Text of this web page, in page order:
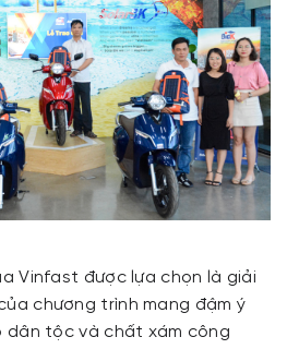
Vinfast được lựa chọn là giải
chương trình mang đậm ý
tộc và chất xám công